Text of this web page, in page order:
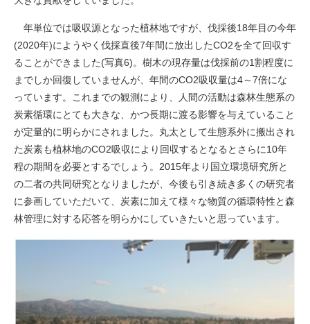
年単位では吸収源となった植林地ですが、伐採後18年目の今年
(2020年)にようやく伐採直後7年間に放出したCO2を全て回収す
ることができました(写真6)。樹木の現存量は伐採前の1割程度に
までしか回復していませんが、年間のCO2吸収量は4～7倍にな
っています。これまでの観測により、人間の活動は森林生態系の
炭素循環にとても大きな、かつ長期に渡る影響を与えていること
が定量的に明らかにされました。丸太として生態系外に搬出され
た炭素も植林地のCO2吸収により回収するとなるとさらに10年
程の期間を必要とするでしょう。2015年より国立環境研究所と
の二者の共同研究となりましたが、今後も引き続き多くの研究者
に参画していただいて、炭素に加えて様々な物質の循環特性と森
林管理に対する応答を明らかにしていきたいと思っています。